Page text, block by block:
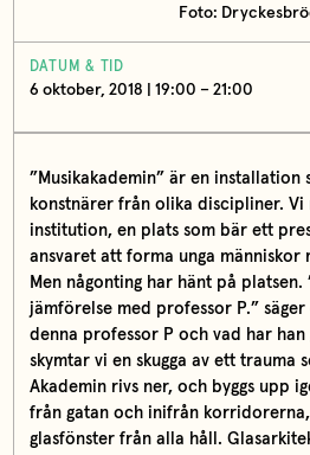
Foto:
DATUM & TID
6 oktober, 2018 | 19:00 – 21:00
”Musikakademin” är en installation
konstnärer från olika discipliner. Vi
institution, en plats som bär ett
ansvaret att forma unga människor
Men någonting har hänt på platsen.
jämförelse med professor P.”
denna professor P och vad har
skymtar vi en skugga av ett trauma
Akademin rivs ner, och byggs upp
från gatan och inifrån
glasfönster från alla håll.